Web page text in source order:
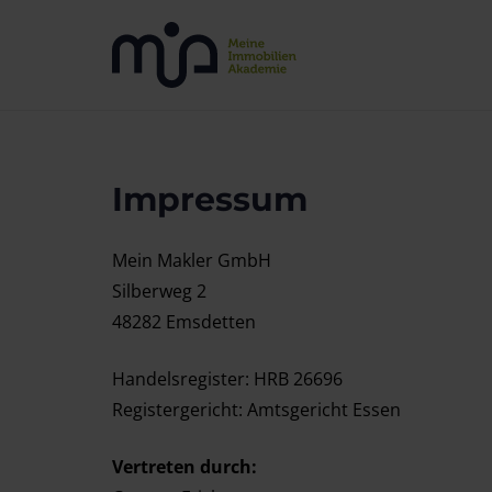
Impressum
Mein Makler GmbH
Silberweg 2
48282 Emsdetten
Handelsregister: HRB 26696
Registergericht: Amtsgericht Essen
Vertreten durch: